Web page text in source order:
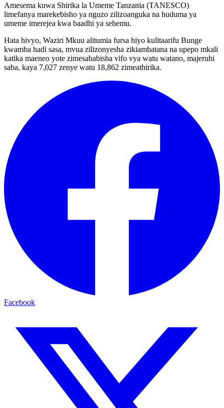
Amesema kuwa Shirika la Umeme Tanzania (TANESCO)
limefanya marekebisho ya nguzo zilizoanguka na huduma ya
umeme imerejea kwa baadhi ya sehemu.
Hata hivyo, Waziri Mkuu alitumia fursa hiyo kulitaarifu Bunge
kwamba hadi sasa, mvua zilizonyesha zikiambatana na upepo mkali
katika maeneo yote zimesababisha vifo vya watu watano, majeruhi
saba, kaya 7,027 zenye watu 18,862 zimeathirika.
Facebook